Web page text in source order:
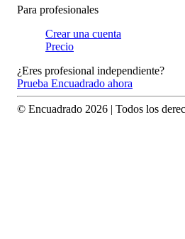
Para profesionales
Crear una cuenta
Precio
¿Eres profesional independiente?
Prueba Encuadrado ahora
© Encuadrado 2026 | Todos los